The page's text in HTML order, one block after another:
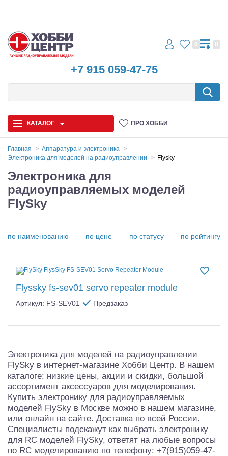
+7 915 059-47-75
0 0
КАТАЛОГ ПРО ХОББИ
Запчасти и аксессуары
Игрушки
Судомодели
Зарядные устройства и блоки питания
Двигатели
Технические жидкости
Инструмент,измерительные приборы,расходники
Оптовая продажа запчастей для моделей
Главная
Аппаратура и электроника
Электроника для моделей на радиоуправлении
Flysky
Электроника для
радиоуправляемых моделей
FlySky
по наименованию по цене по статусу по рейтингу
Flyssky fs-sev01 servo repeater module
Артикул: FS-SEV01 Предзаказ
Электроника для моделей на радиоуправлении
FlySky в интернет-магазине Хобби Центр. В нашем
каталоге: низкие цены, акции и скидки, большой
ассортимент аксессуаров для моделирования.
Купить электронику для радиоуправляемых
моделей FlySky в Москве можно в нашем магазине,
или онлайн на сайте. Доставка по всей России.
Специалисты подскажут как выбрать электронику
для RC моделей FlySky, ответят на любые вопросы
по RC моделированию по телефону: +7(915)059-47-